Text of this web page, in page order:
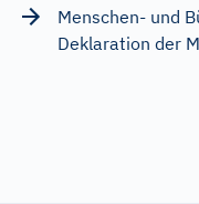
Menschen- und
Deklaration der